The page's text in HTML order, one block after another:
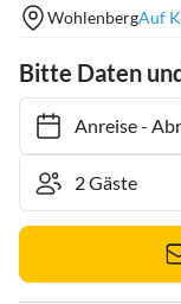
WohlenbergAuf
Bitte Daten
Anreise-